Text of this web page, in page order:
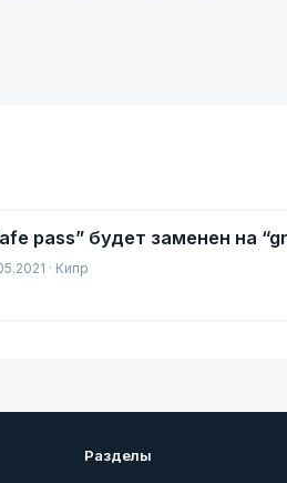
pass” будет заменен на
· Кипр
Разделы